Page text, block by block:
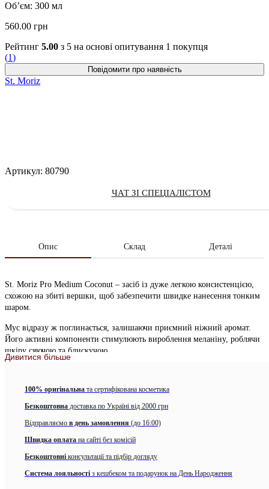
Об’єм: 300 мл
560.00 грн
Рейтинг 5.00 з 5 на основі опитування 1 покупця
(1)
St. Moriz
Артикул: 80790
ЧАТ ЗІ СПЕЦІАЛІСТОМ
Опис Склад Деталі
St. Moriz Pro Medium Coconut – засіб із дуже легкою консистенцією,
схожою на збиті вершки, щоб забезпечити швидке нанесення тонким
шаром.
Мус відразу ж поглинається, залишаючи приємний ніжний аромат.
Його активні компоненти стимулюють вироблення меланіну, роблячи
шкіру сяючою та блискучою.
Приблизно через чотири-шість годин досягається остаточний
При цьому не залишається жодних плям чи інших неприємностей –
шоколадний відтінок рівномірний та бездоганний. Такий результат
тримається від трьох до семи днів, а для продовження ефекту потрібне
повторне нанесення.
Дивитися більше
100% оригінальна та сертифікована косметика
Безкоштовна доставка по Україні від 2000 грн
Відправляємо в день замовлення (до 16:00)
Швидка оплата на сайті без комісій
Безкоштовні консультації та підбір догляду
Система лояльності з кешбеком та подарунок на День Народження